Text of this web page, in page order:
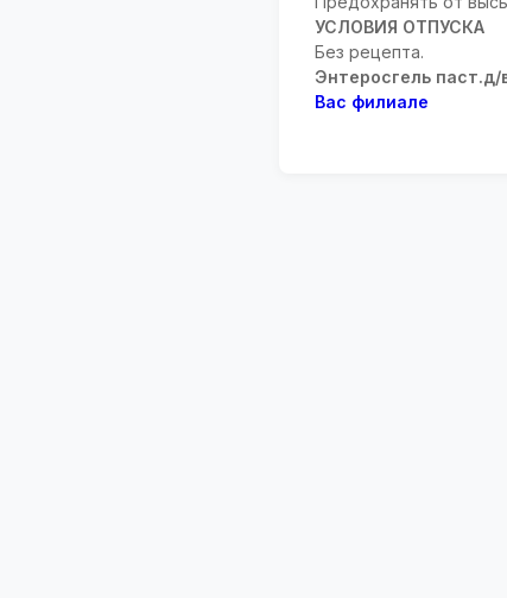
УСЛОВИЯ ОТПУСКА
Без рецепта.
Энтеросгель паст.д/
Вас филиале